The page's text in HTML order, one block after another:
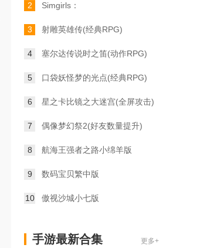
2
Simgirls：
3
射雕英雄传(经典RPG)
4 塞尔达传说时之笛(动作RPG)
5 口袋妖怪梦的光点(经典RPG)
6 星之卡比镜之大迷宫(全屏攻击)
7 偶像梦幻祭2(好友数量提升)
8 航海王强者之路小绵羊版
9 数码宝贝繁中版
10 傲视沙城小七版
手游最新合集 更多+